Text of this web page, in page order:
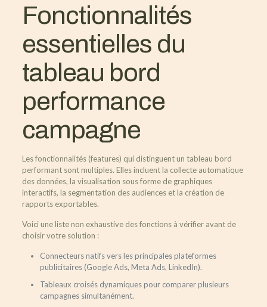
Fonctionnalités
essentielles du
tableau bord
performance
campagne
Les fonctionnalités (features) qui distinguent un tableau bord
performant sont multiples. Elles incluent la collecte automatique
des données, la visualisation sous forme de graphiques
interactifs, la segmentation des audiences et la création de
rapports exportables.
Voici une liste non exhaustive des fonctions à vérifier avant de
choisir votre solution :
Connecteurs natifs vers les principales plateformes
publicitaires (Google Ads, Meta Ads, LinkedIn).
Tableaux croisés dynamiques pour comparer plusieurs
campagnes simultanément.